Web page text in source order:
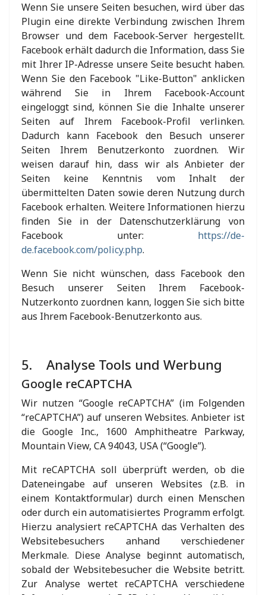
Wenn Sie unsere Seiten besuchen, wird über das
Plugin eine direkte Verbindung zwischen Ihrem
Browser und dem Facebook-Server hergestellt.
Facebook erhält dadurch die Information, dass Sie
mit Ihrer IP-Adresse unsere Seite besucht haben.
Wenn Sie den Facebook "Like-Button" anklicken
während Sie in Ihrem Facebook-Account
eingeloggt sind, können Sie die Inhalte unserer
Seiten auf Ihrem Facebook-Profil verlinken.
Dadurch kann Facebook den Besuch unserer
Seiten Ihrem Benutzerkonto zuordnen. Wir
weisen darauf hin, dass wir als Anbieter der
Seiten keine Kenntnis vom Inhalt der
übermittelten Daten sowie deren Nutzung durch
Facebook erhalten. Weitere Informationen hierzu
finden Sie in der Datenschutzerklärung von
Facebook unter: https://de-
de.facebook.com/policy.php.
Wenn Sie nicht wünschen, dass Facebook den
Besuch unserer Seiten Ihrem Facebook-
Nutzerkonto zuordnen kann, loggen Sie sich bitte
aus Ihrem Facebook-Benutzerkonto aus.
5. Analyse Tools und Werbung
Google reCAPTCHA
Wir nutzen “Google reCAPTCHA” (im Folgenden
“reCAPTCHA”) auf unseren Websites. Anbieter ist
die Google Inc., 1600 Amphitheatre Parkway,
Mountain View, CA 94043, USA (“Google”).
Mit reCAPTCHA soll überprüft werden, ob die
Dateneingabe auf unseren Websites (z.B. in
einem Kontaktformular) durch einen Menschen
oder durch ein automatisiertes Programm erfolgt.
Hierzu analysiert reCAPTCHA das Verhalten des
Websitebesuchers anhand verschiedener
Merkmale. Diese Analyse beginnt automatisch,
sobald der Websitebesucher die Website betritt.
Zur Analyse wertet reCAPTCHA verschiedene